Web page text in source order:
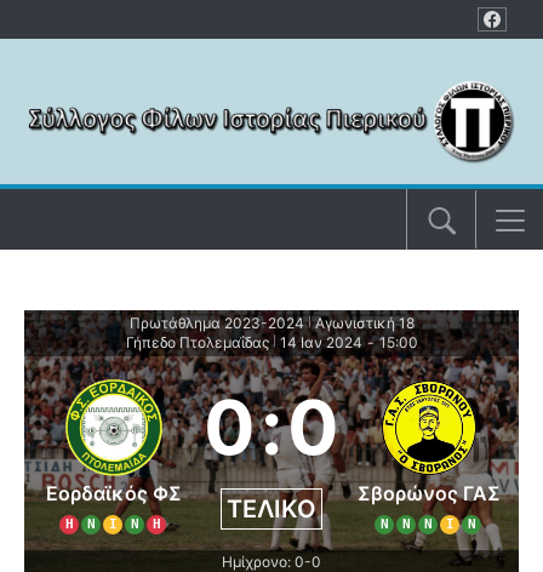
Πρωτάθλημα 2023-2024 | Αγωνιστική 18
Γήπεδο Πτολεμαΐδας
14 Ιαν 2024 - 15:00
Εορδαϊκός ΦΣ
Η Ν Ι Ν Η
0:0
ΤΕΛΙΚΌ
Σβορώνος ΓΑΣ
Ν Ν Ν Ι Ν
Ημίχρονο: 0-0